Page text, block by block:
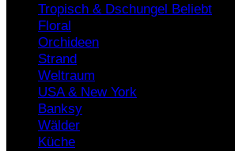
Tropisch & Dschungel
Floral
Orchideen
Strand
Weltraum
USA & New York
Banksy
Wälder
Küche